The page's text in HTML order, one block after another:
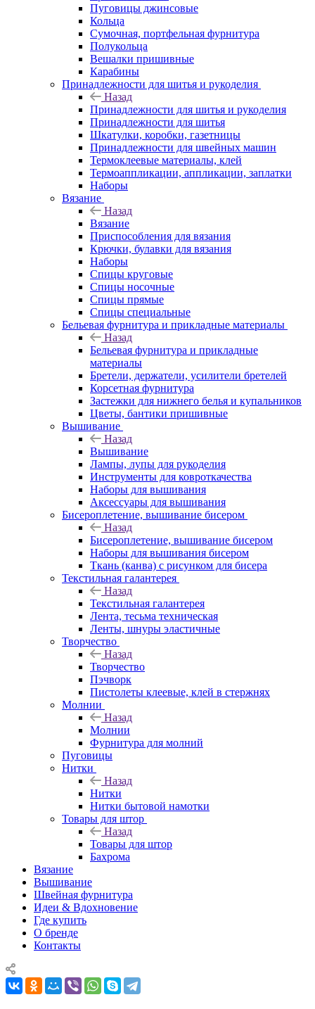
Пуговицы джинсовые
Кольца
Сумочная, портфельная фурнитура
Полукольца
Вешалки пришивные
Карабины
Принадлежности для шитья и рукоделия
Назад
Принадлежности для шитья и рукоделия
Принадлежности для шитья
Шкатулки, коробки, газетницы
Принадлежности для швейных машин
Термоклеевые материалы, клей
Термоаппликации, аппликации, заплатки
Наборы
Вязание
Назад
Вязание
Приспособления для вязания
Крючки, булавки для вязания
Наборы
Спицы круговые
Спицы носочные
Спицы прямые
Спицы специальные
Бельевая фурнитура и прикладные материалы
Назад
Бельевая фурнитура и прикладные
материалы
Бретели, держатели, усилители бретелей
Корсетная фурнитура
Застежки для нижнего белья и купальников
Цветы, бантики пришивные
Вышивание
Назад
Вышивание
Лампы, лупы для рукоделия
Инструменты для ковроткачества
Наборы для вышивания
Аксессуары для вышивания
Бисероплетение, вышивание бисером
Назад
Бисероплетение, вышивание бисером
Наборы для вышивания бисером
Ткань (канва) с рисунком для бисера
Текстильная галантерея
Назад
Текстильная галантерея
Лента, тесьма техническая
Ленты, шнуры эластичные
Творчество
Назад
Творчество
Пэчворк
Пистолеты клеевые, клей в стержнях
Молнии
Назад
Молнии
Фурнитура для молний
Пуговицы
Нитки
Назад
Нитки
Нитки бытовой намотки
Товары для штор
Назад
Товары для штор
Бахрома
Вязание
Вышивание
Швейная фурнитура
Идеи & Вдохновение
Где купить
О бренде
Контакты